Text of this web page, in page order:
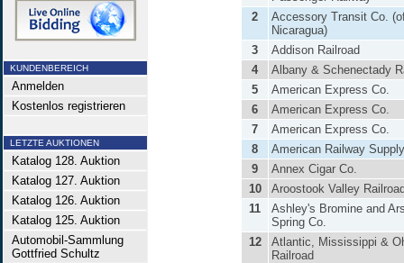
KUNDENBEREICH
Anmelden
Kostenlos registrieren
LETZTE AUKTIONEN
Katalog 128. Auktion
Katalog 127. Auktion
Katalog 126. Auktion
Katalog 125. Auktion
Automobil-Sammlung
Gottfried Schultz
2
Accessory Transit Co.
Nicaragua)
3
Addison Railroad
4
Albany & Schenectady
5
American Express Co.
6
American Express Co.
7
American Express Co.
8
American Railway Supply
9
Annex Cigar Co.
10
Aroostook Valley
11
Ashley's Bromine and
Spring Co.
12
Atlantic, Mississippi &
Railroad